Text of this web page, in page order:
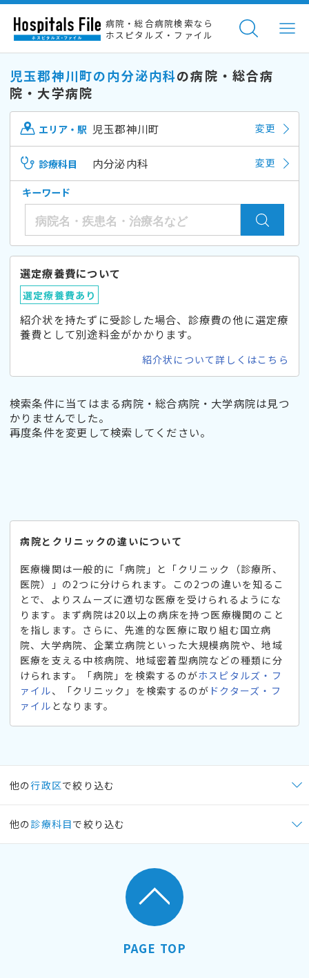
病院・総合病院検索なら
ホスピタルズ・ファイル
児玉郡神川町の内分泌内科の病院・総合病
院・大学病院
エリア・駅 児玉郡神川町 変更
診療科目 内分泌内科 変更
キーワード
選定療養費について
選定療養費あり
紹介状を持たずに受診した場合、診療費の他に選定療
養費として別途料金がかかります。
紹介状について詳しくはこちら
検索条件に当てはまる病院・総合病院・大学病院は見つ
かりませんでした。
再度条件を変更して検索してください。
病院とクリニックの違いについて
医療機関は一般的に「病院」と「クリニック（診療所、
医院）」の2つに分けられます。この2つの違いを知るこ
とで、よりスムーズに適切な医療を受けられるようにな
ります。まず病院は20以上の病床を持つ医療機関のこと
を指します。さらに、先進的な医療に取り組む国立病
院、大学病院、企業立病院といった大規模病院や、地域
医療を支える中核病院、地域密着型病院などの種類に分
けられます。「病院」を検索するのがホスピタルズ・フ
ァイル、「クリニック」を検索するのが ドクターズ・フ
ァイル となります。
他の行政区で絞り込む
他の 診療科目で絞り込む
PAGE TOP